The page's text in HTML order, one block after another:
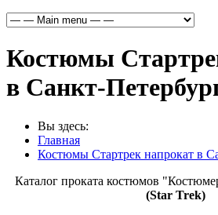
Костюмы
в Санкт-
Вы здесь:
Главная
Костюмы Стартрек напрокат в
Каталог проката костюмов
(Star Trek)